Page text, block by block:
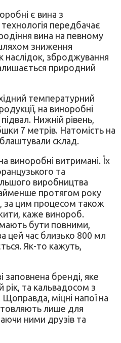
є вина з
передбачає
вина на певному
зниження
наслідок, зброджування
природний
температурний
на виноробні
Нижній рівень,
7 метрів. Натомість на
склад.
виноробні витримані. Їх
та
виробництва
протягом року
за цим процесом також
каже винороб.
бути повними,
цей час близько 800 мл
Як-то кажуть,
заповнена бренді, яке
рік, та кальвадосом з
міцні напої на
лише для
ними друзів та